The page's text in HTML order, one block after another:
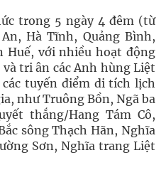
trong 5 ngày 4 đêm (từ
Hà Tĩnh, Quảng Bình,
Huế, với nhiều hoạt động
tri ân các Anh hùng Liệt
tuyến điểm di tích lịch
như Truông Bồn, Ngã ba
thắng/Hang Tám Cô,
sông Thạch Hãn, Nghĩa
Sơn, Nghĩa trang Liệt